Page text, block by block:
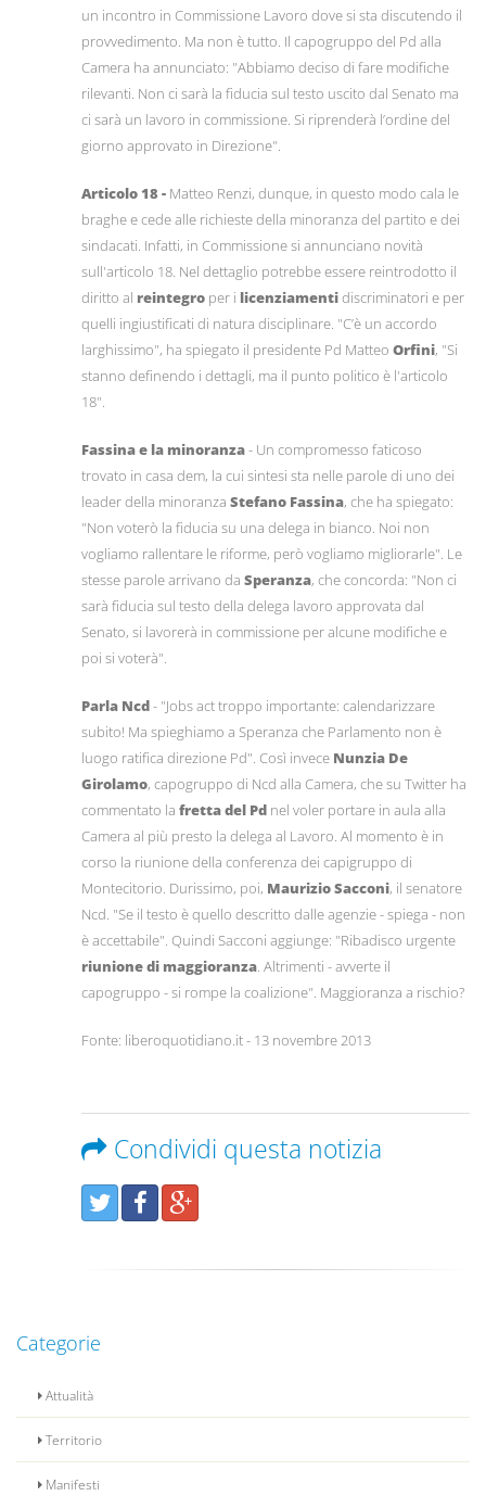
un incontro in Commissione Lavoro dove si sta discutendo il
provvedimento. Ma non è tutto. Il capogruppo del Pd alla
Camera ha annunciato: "Abbiamo deciso di fare modifiche
rilevanti. Non ci sarà la fiducia sul testo uscito dal Senato ma
ci sarà un lavoro in commissione. Si riprenderà l’ordine del
giorno approvato in Direzione".
Articolo 18 - Matteo Renzi, dunque, in questo modo cala le
braghe e cede alle richieste della minoranza del partito e dei
sindacati. Infatti, in Commissione si annunciano novità
sull'articolo 18. Nel dettaglio potrebbe essere reintrodotto il
diritto al reintegro per i licenziamentidiscriminatori e per
quelli ingiustificati di natura disciplinare. "C’è un accordo
larghissimo", ha spiegato il presidente Pd Matteo Orfini, "Si
stanno definendo i dettagli, ma il punto politico è l'articolo
18".
Fassina e la minoranza- Un compromesso faticoso
trovato in casa dem, la cui sintesi sta nelle parole di uno dei
leader della minoranza Stefano Fassina, che ha spiegato:
"Non voterò la fiducia su una delega in bianco. Noi non
vogliamo rallentare le riforme, però vogliamo migliorarle". Le
stesse parole arrivano da Speranza, che concorda: "Non ci
sarà fiducia sul testo della delega lavoro approvata dal
Senato, si lavorerà in commissione per alcune modifiche e
poi si voterà".
Parla Ncd- "Jobs act troppo importante: calendarizzare
subito! Ma spieghiamo a Speranza che Parlamento non è
luogo ratifica direzione Pd". Così invece Nunzia De
Girolamo, capogruppo di Ncd alla Camera, che su Twitter ha
commentato la fretta del Pd nel voler portare in aula alla
Camera al più presto la delega al Lavoro. Al momento è in
corso la riunione della conferenza dei capigruppo di
Montecitorio. Durissimo, poi, Maurizio Sacconi, il senatore
Ncd. "Se il testo è quello descritto dalle agenzie - spiega - non
è accettabile". Quindi Sacconi aggiunge: "Ribadisco urgente
riunione di maggioranza . Altrimenti - avverte il
capogruppo - si rompe la coalizione". Maggioranza a rischio?
Fonte: liberoquotidiano.it - 13 novembre 2013
Condividi questa notizia
Categorie
Attualità
Territorio
Manifesti